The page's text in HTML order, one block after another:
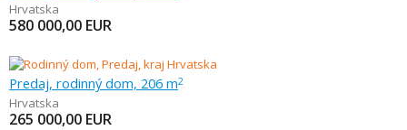
Hrvatska
580 000,00 EUR
Predaj, rodinný dom, 206 m2
Hrvatska
265 000,00 EUR